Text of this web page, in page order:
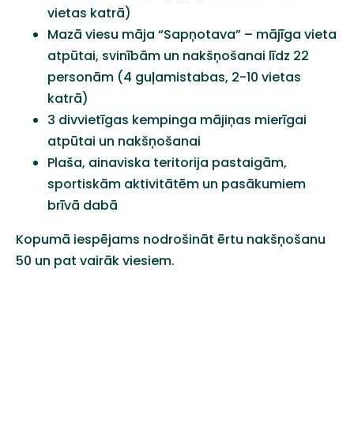
vietas katrā)
Mazā viesu māja “Sapņotava” – mājīga vieta
atpūtai, svinībām un nakšņošanai līdz 22
personām (4 guļamistabas, 2-10 vietas
katrā)
3 divvietīgas kempinga mājiņas mierīgai
atpūtai un nakšņošanai
Plaša, ainaviska teritorija pastaigām,
sportiskām aktivitātēm un pasākumiem
brīvā dabā
Kopumā iespējams nodrošināt ērtu nakšņošanu
50 un pat vairākviesiem.